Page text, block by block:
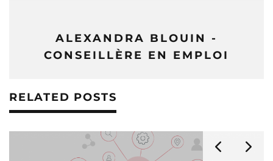
ALEXANDRA BLOUIN -
CONSEILLÈRE EN EMPLOI
RELATED POSTS